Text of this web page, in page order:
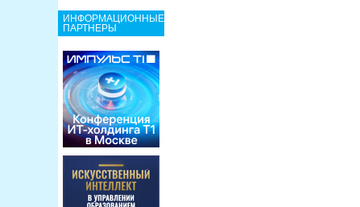
ИНФОРМАЦИОННЫЕ
ПАРТНЕРЫ